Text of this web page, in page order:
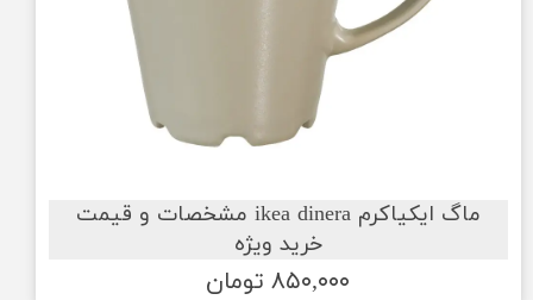
ماگ ایکیاکرم ikea dinera مشخصات و قیمت
خرید ویژه
۸۵۰,۰۰۰ تومان